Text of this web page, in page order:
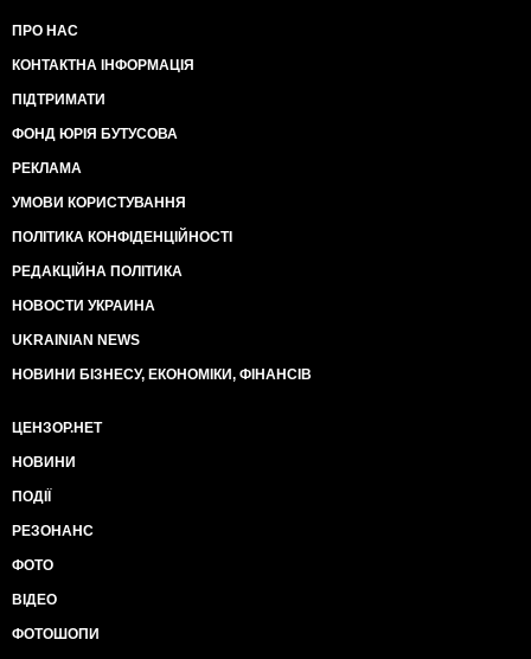
ПРО НАС
КОНТАКТНА ІНФОРМАЦІЯ
ПІДТРИМАТИ
ФОНД ЮРІЯ БУТУСОВА
РЕКЛАМА
УМОВИ КОРИСТУВАННЯ
ПОЛІТИКА КОНФІДЕНЦІЙНОСТІ
РЕДАКЦІЙНА ПОЛІТИКА
НОВОСТИ УКРАИНА
UKRAINIAN NEWS
НОВИНИ БІЗНЕСУ, ЕКОНОМІКИ, ФІНАНСІВ
ЦЕНЗОР.НЕТ
НОВИНИ
ПОДІЇ
РЕЗОНАНС
ФОТО
ВІДЕО
ФОТОШОПИ